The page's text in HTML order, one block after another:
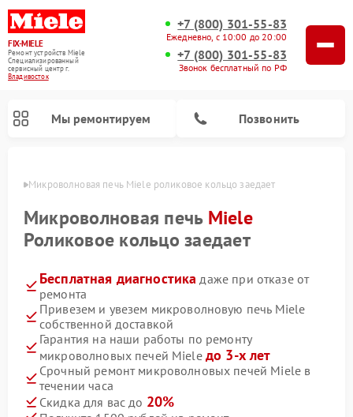
FIX-MIELE
Ремонт устройств Miele
Специализированный
cервисный центр г.
Владивосток
+7 (800) 301-55-83
Ежедневно, с 10:00 до 20:00
+7 (800) 301-55-83
Звонок бесплатный по РФ
Мы ремонтируем Позвонить
Микроволновая печь Miele роликовое кольцо заедает
Микроволновая печь Miele
Роликовое кольцо заедает
Бесплатная диагностика даже при отказе от
ремонта
Привезем и увезем микроволновую печь Miele
собственной доставкой
Гарантия на наши работы по ремонту
микроволновых печей Miele до 3-х лет
Срочный ремонт микроволновых печей Miele в
течении часа
Скидка для вас до 20%